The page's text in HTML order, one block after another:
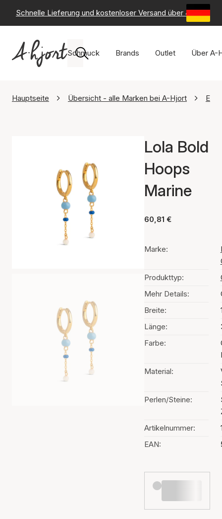
Schnelle Lieferung und kostenloser Versand über 49 € -
Schmuck Brands Outlet Über A-
Hauptseite Übersicht - alle Marken bei A-Hjort
Lola Bold
Hoops
Marine
60,81 €
Marke:
Produkttyp:
Mehr Details:
Breite:
Länge:
Farbe:
Material:
Perlen/Steine:
Artikelnummer:
EAN: